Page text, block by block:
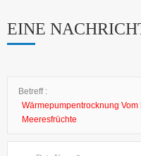
EINE
Betreff :
Wärmepumpentrocknung
Meeresfrüchte